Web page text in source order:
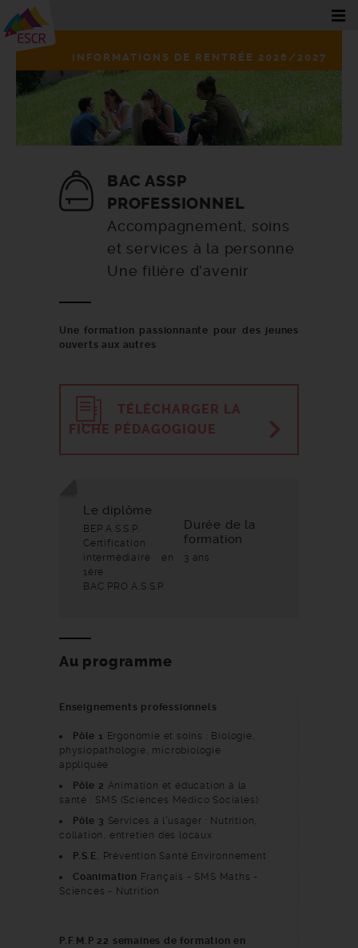
INFORMATIONS DE RENTRÉE 2026/2027
BAC ASSP
PROFESSIONNEL
Accompagnement, soins
et services à la personne
Une filière d’avenir
Une formation passionnante pour des jeunes
ouverts aux autres
TÉLÉCHARGER LA
FICHE PÉDAGOGIQUE
Le diplôme
BEP A.S.S.P.
Certification
intermédiaire en
1ère
BAC PRO A.S.S.P.
Durée de la
formation
3 ans
Au programme
Enseignements professionnels
Pôle 1 Ergonomie et soins : Biologie,
physiopathologie, microbiologie
appliquée
Pôle 2 Animation et éducation à la
santé : SMS (Sciences Médico Sociales)
Pôle 3 Services à l’usager : Nutrition,
collation, entretien des locaux
P.S.E.
Prévention Santé Environnement
Coanimation Français - SMS Maths -
Sciences - Nutrition
P.F.M.P 22 semaines de formation en